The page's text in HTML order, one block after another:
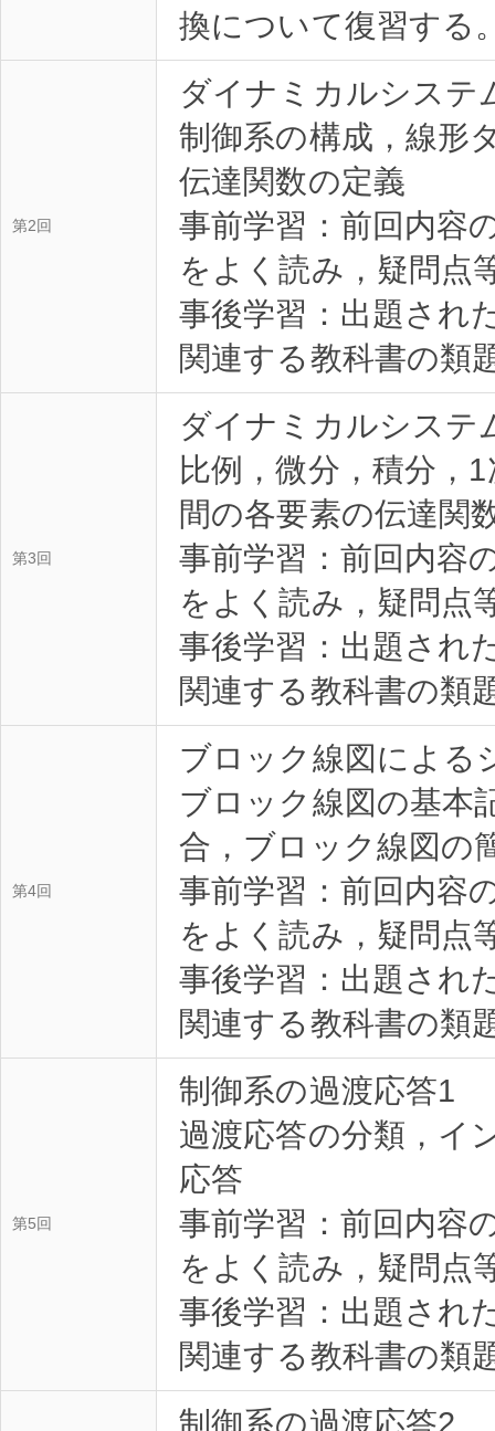
換について復習する
第2回
ダイナミカルシステ
制御系の構成，線形
伝達関数の定義
事前学習：前回内容
をよく読み，疑問点
事後学習：出題され
関連する教科書の類
第3回
ダイナミカルシステ
比例，微分，積分，
間の各要素の伝達関
事前学習：前回内容
をよく読み，疑問点
事後学習：出題され
関連する教科書の類
第4回
ブロック線図による
ブロック線図の基本
合，ブロック線図の
事前学習：前回内容
をよく読み，疑問点
事後学習：出題され
関連する教科書の類
第5回
制御系の過渡応答1
過渡応答の分類，イ
応答
事前学習：前回内容
をよく読み，疑問点
事後学習：出題され
関連する教科書の類
制御系の過渡応答2